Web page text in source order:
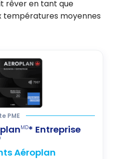
rêver en tant que
températures moyennes
PME
MD* Entreprise
Aéroplan